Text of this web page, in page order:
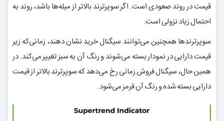
قیمت در روند صعودی است. اگر سوپرترند بالاتر از میله‌ها باشد، روند به
احتمال زیاد نزولی است.
سوپرترندها همچنین می‌توانند سیگنال خرید نشان دهند، زمانی‌که زیر
قیمت دارایی در نمودار بسته می‌شوند و رنگ آن به سبز تغییر می‌کند. در
همین حال، سیگنال فروش زمانی رخ می‌دهد که سوپرترند بالاتر از قیمت
دارایی بسته شده و رنگ آن قرمز می‌شود.